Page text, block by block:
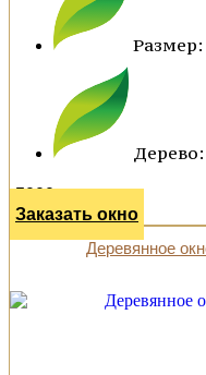
Размер:
Дерево:
5000 р.
Заказать окно
Деревянное